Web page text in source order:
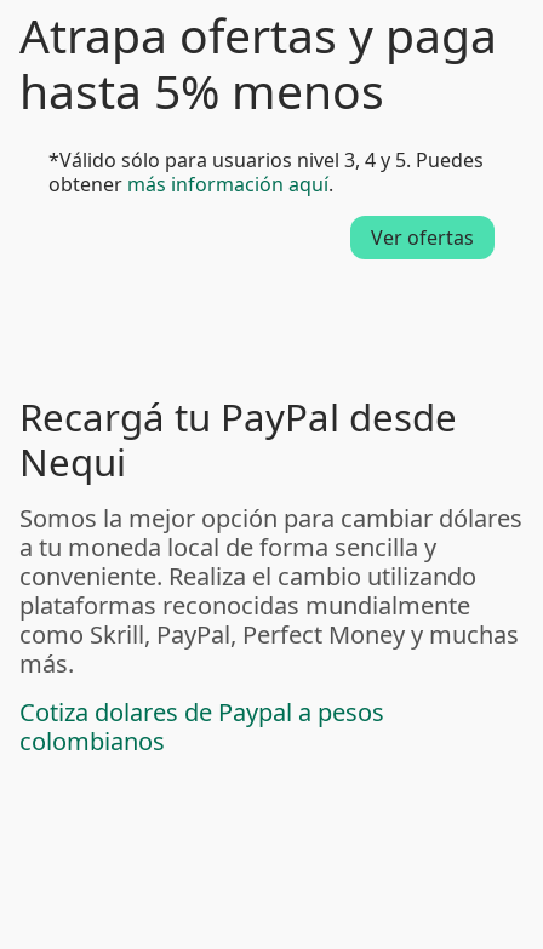
Atrapa ofertas y paga
hasta 5% menos
*Válido sólo para usuarios nivel 3, 4 y 5. Puedes
obtener más información aquí.
Ver ofertas
Recargá tu PayPal desde
Nequi
Somos la mejor opción para cambiar dólares
a tu moneda local de forma sencilla y
conveniente. Realiza el cambio utilizando
plataformas reconocidas mundialmente
como Skrill, PayPal, Perfect Money y muchas
más.
Cotiza dolares de Paypal a pesos
colombianos